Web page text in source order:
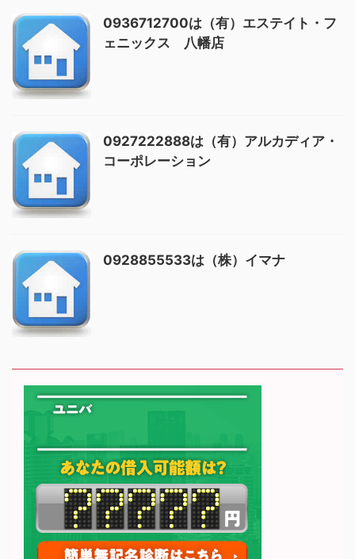
0936712700は（有）エステイト・フ
ェニックス 八幡店
0927222888は（有）アルカディア・
コーポレーション
0928855533は（株）イマナ